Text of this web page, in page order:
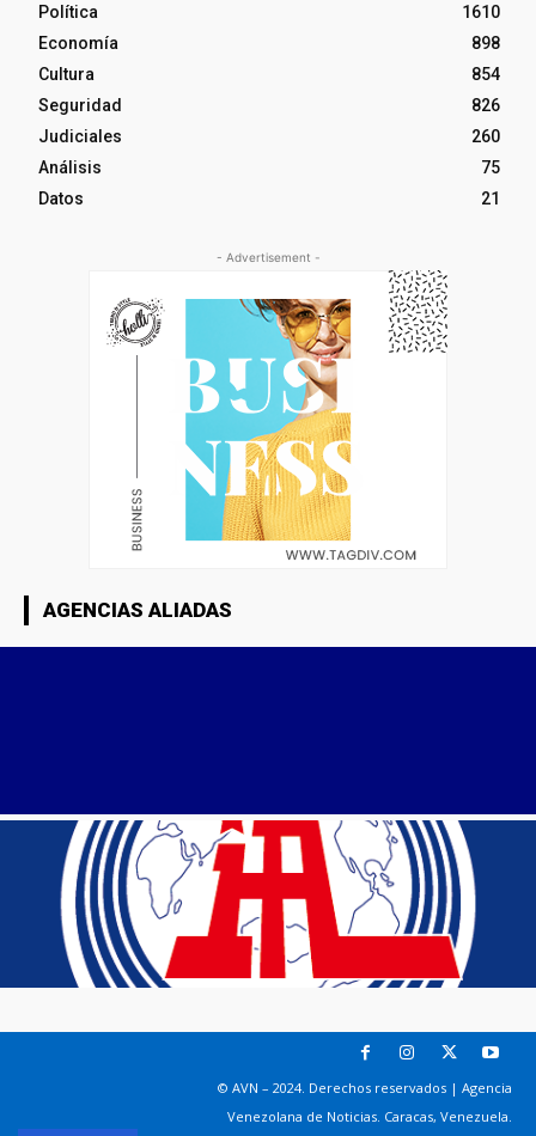
Política
1610
Economía
898
Cultura
854
Seguridad
826
Judiciales
260
Análisis
75
Datos
21
- Advertisement -
AGENCIAS ALIADAS
© AVN – 2024. Derechos reservados | Agencia
Venezolana de Noticias. Caracas, Venezuela.